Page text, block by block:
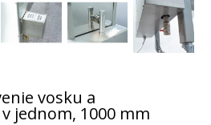
vosku a
jednom, 1000 mm